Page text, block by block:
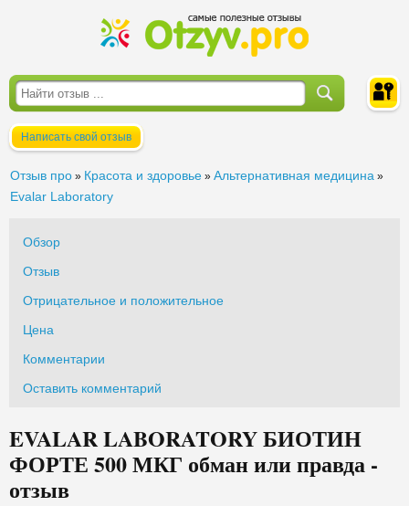
Написать свой отзыв
Отзыв про » Красота и здоровье » Альтернативная медицина »
Evalar Laboratory
Обзор
Отзыв
Отрицательное и положительное
Цена
Комментарии
Оставить комментарий
EVALAR LABORATORY БИОТИН
ФОРТЕ 500 МКГ обман или правда -
отзыв